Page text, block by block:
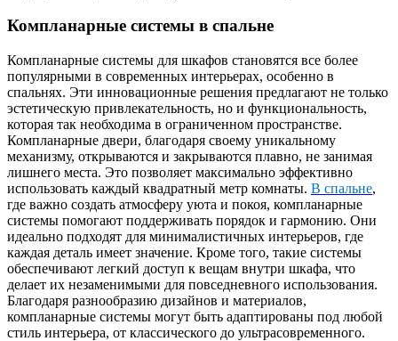
Компланарные системы в спальне
Компланарные системы для шкафов становятся все более
популярными в современных интерьерах, особенно в
спальнях. Эти инновационные решения предлагают не только
эстетическую привлекательность, но и функциональность,
которая так необходима в ограниченном пространстве.
Компланарные двери, благодаря своему уникальному
механизму, открываются и закрываются плавно, не занимая
лишнего места. Это позволяет максимально эффективно
использовать каждый квадратный метр комнаты. В спальне,
где важно создать атмосферу уюта и покоя, компланарные
системы помогают поддерживать порядок и гармонию. Они
идеально подходят для минималистичных интерьеров, где
каждая деталь имеет значение. Кроме того, такие системы
обеспечивают легкий доступ к вещам внутри шкафа, что
делает их незаменимыми для повседневного использования.
Благодаря разнообразию дизайнов и материалов,
компланарные системы могут быть адаптированы под любой
стиль интерьера, от классического до ультрасовременного.